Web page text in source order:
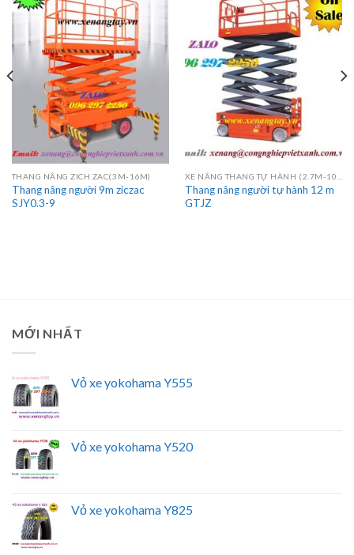
THANG NÂNG ZICH ZAC(3M-16M)
Thang nâng người 9m ziczac
SJY0.3-9
Thang nâng người tự hành 12 m
GTJZ
MỚI NHẤT
Vỏ xe yokohama Y555
Vỏ xe yokohama Y520
Vỏ xe yokohama Y825